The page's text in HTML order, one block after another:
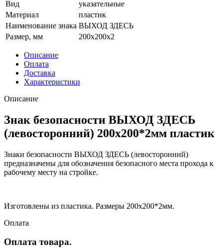
Вид
указательные
Материал
пластик
Наименование знака ВЫХОД ЗДЕСЬ
Размер, мм
200x200x2
Описание
Оплата
Доставка
Характеристики
Описание
Знак безопасности ВЫХОД ЗДЕСЬ
(левосторонний) 200х200*2мм пластик
Знаки безопасности ВЫХОД ЗДЕСЬ (левосторонний)
предназначены для обозначения безопасного места прохода к
рабочему месту на стройке.
Изготовлены из пластика. Размеры 200х200*2мм.
Оплата
Оплата товара.